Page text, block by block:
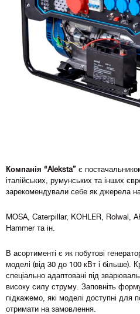
Компанія “Aleksta” є
італійських, румунських та інших
зарекомендували себе як джерела
MOSA, Caterpillar, KOHLER, Rolwal,
Hammer та ін.
В асортименті є як побутові
моделі (від 30 до 100 кВт і більше).
спеціально адаптовані під
високу силу струму. Заповніть
підкажемо, які моделі доступні для
отримати на замовлення.